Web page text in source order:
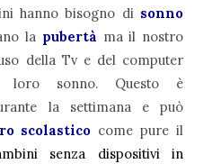
hanno bisogno di sonno
la pubertà ma il nostro
della Tv e del computer
loro sonno. Questo è
la settimana e può
scolastico come pure il
senza dispositivi in